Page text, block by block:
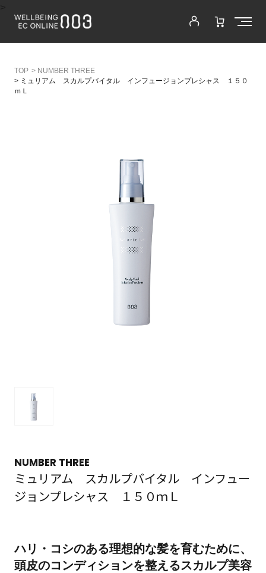
> NUMBER THREE
> ミュリアム スカルプバイタル インフュージョンプレシャス １５０
ｍＬ
NUMBER THREE
ミュリアム スカルプバイタル インフュー
ジョンプレシャス １５０ｍＬ
ハリ・コシのある理想的な髪を育むために、
頭皮のコンディションを整えるスカルプ美容